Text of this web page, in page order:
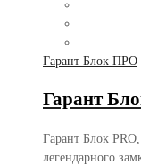
Гарант Блок ПРО
Гарант
Гарант Блок
легендарного